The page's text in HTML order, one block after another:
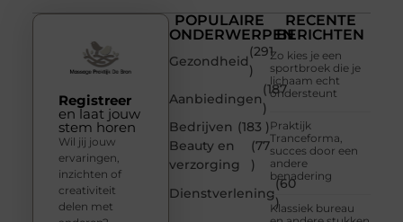
POPULAIRE
ONDERWERPEN
Gezondheid
(291
)
Aanbiedingen
(187
)
Bedrijven (183 )
Beauty en
verzorging
(77
)
Dienstverlening
(60
)
RECENTE
BERICHTEN
Zo kies je een
sportbroek die je
lichaam echt
ondersteunt
Praktijk
Tranceforma,
succes door een
andere
benadering
Klassiek bureau
Registreer
en laat jouw
stem horen
Wil jij jouw
ervaringen,
inzichten of
creativiteit
delen met